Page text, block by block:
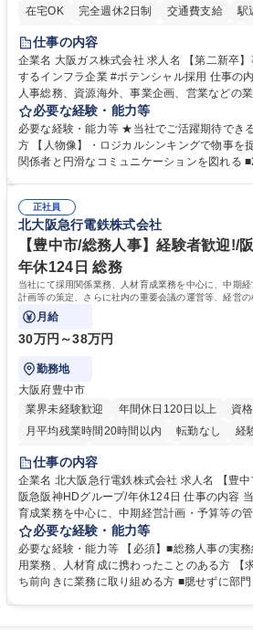
在宅OK
完全週休2日制 交通費支給 駅
服装自由
第二新卒歓迎
仕事の内容
企業名 大阪ガス株式会社 求人名 【第二新卒】事務系総合職 #関西を代表
するインフラ企業 #ポテンシャル採用 仕事の内容 事務系総合職として、
人事総務、資源海外、事業企画、営業などの
す。 【業務内容の一例】■所属事業部の勤労業
務 ■営業部門の企画スタッフ、ルート営業 【キャリアパス】入社後の配属
ポジションで一定期間ご活躍頂いた後、本人
鑑みてジョブローテーションを行います。 【
表するインフラ企業 #ポテンシャル採用
必要な経験・能力等
必要な経験・能力等 ★当社でご活躍期待でき
方 【人物像】・ロジカルシンキングで物事を
関係者と円滑なコミュニケーションを図れる ■2024年度から2026年度ま
72.html ■エネルギーセキュリティの不安定化
甚大化など、これまで以上に社会課題解決の
「未来の日常」の創造に向けて持続可能な社
す。 学歴・資格 学歴：大学院 大学 語学力：
正社員
北大阪急行電鉄株式会社
【豊中市/総務人事】経験者歓迎!/
年休124日 総務
当社にて採用関係業務、人材育成業務を中心に、中期
計画等の策定、さらに社内の重要会議の運営等、経営の
般を担当していただきます。
月給
30万円～38万円
勤務地
大阪府豊中市
業界未経験歓迎
年間休日120日以上
資
月平均残業時間20時間以内
転勤なし 経
退職金あり
土日祝休み
服装自由 昼食補助あり 食
仕事の内容
企業名 北大阪急行電鉄株式会社 求人名 【豊中市/総務人事】経験者歓迎！/
阪急阪神HDグループ/年休124日 仕事の内容 当社にて採用関係業務、人材
育成業務を中心に、中期経営計画・予算等の
定、さらに社内の重要会議の運営等、経営の
務全般を担当していただきます。 【主な業務内容】 ■採用関係業務および
人材育成(社員研修)業務の推進 ■中期経営計
投資計画等の策定 ■社内の重要会議の運営 ■そ
必要な経験・能力等
必要な経験・能力等 【必須】■総務人事の実
用業務、人材育成に携わったことのある方 【求める人物像】 ■探求心を持
ち前向きに業務に取り組める方 ■臆せずに部